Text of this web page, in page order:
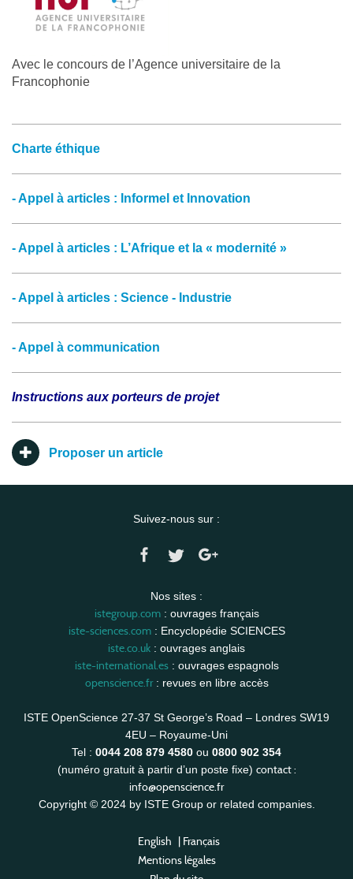
Avec le concours de l’Agence universitaire de la
Francophonie
Charte éthique
- Appel à articles : Informel et Innovation
- Appel à articles : L’Afrique et la « modernité »
- Appel à articles : Science - Industrie
- Appel à communication
Instructions aux porteurs de projet
Proposer un article
Suivez-nous sur :
Nos sites :
istegroup.com: ouvrages français
iste-sciences.com: Encyclopédie SCIENCES
iste.co.uk : ouvrages anglais
iste-international.es: ouvrages espagnols
openscience.fr: revues en libre accès
ISTE OpenScience 27-37 St George’s Road – Londres SW19
4EU – Royaume-Uni
Tel : 0044 208 879 4580 ou 0800 902 354
(numéro gratuit à partir d’un poste fixe) contact :
info@openscience.fr
Copyright © 2024 by ISTE Group or related companies.
English | Français
Mentions légales